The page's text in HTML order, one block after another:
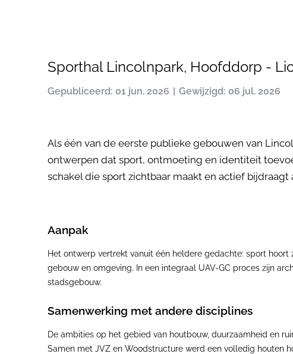
Sporthal Lincolnpark, Hoofddorp -
Gepubliceerd: 01 jun. 2026 Gewijzigd: 06 jul. 2026
Als één van de eerste publieke gebouwen van
ontwerpen dat sport, ontmoeting en identiteit
schakel die sport zichtbaar maakt en actief
Aanpak
Het ontwerp vertrekt vanuit één heldere gedachte: sport
gebouw en omgeving. In een integraal UAV-GC proces zijn
stadsgebouw.
Samenwerking met andere disciplines
De ambities op het gebied van houtbouw, duurzaamheid en
Samen met JVZ en Woodstructure werd een volledig houten